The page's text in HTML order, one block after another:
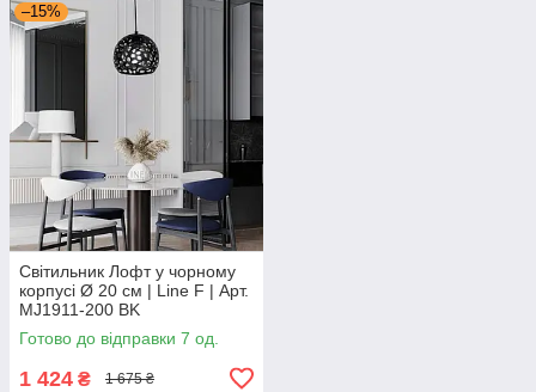
–15%
Світильник Лофт у чорному
корпусі Ø 20 см | Line F | Арт.
MJ1911-200 BK
Готово до відправки 7 од.
1 424 ₴ 1 675 ₴